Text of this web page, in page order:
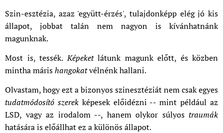
Szin-esztézia, azaz 'együtt-érzés', tulajdonképp elég jó kis
állapot, jobbat talán nem nagyon is kívánhatnánk
magunknak.
Most is, tessék.Képeketlátunk magunk előtt, és közben
mintha márishangokatvélnénk hallani.
Olvastam, hogy ezt a bizonyos szinesztéziát nem csak egyes
tudatmódosító szerekképesek előidézni -- mint például az
LSD, vagy az irodalom --, hanem olykor súlyos traumák
hatására is előállhat ez a különös állapot.